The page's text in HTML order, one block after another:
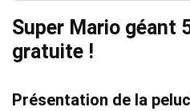
Super Mario géant
gratuite !
Présentation de la